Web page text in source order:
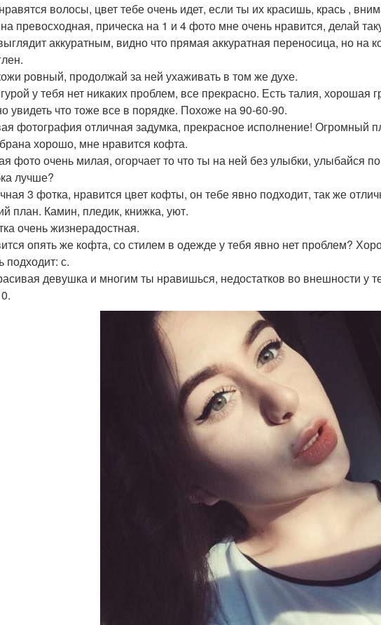
волосы, цвет тебе очень идет, если ты их красишь, крась ,
превосходная, прическа на 1 и 4 фото мне очень нравится, делай
аккуратным, видно что прямая аккуратная переносица, но на
ровный, продолжай за ней ухаживать в том же духе.
у тебя нет никаких проблем, все прекрасно. Есть талия, хорошая
увидеть что тоже все в порядке. Похоже на 90-60-90.
фотография отличная задумка, прекрасное исполнение! Огромный
хорошо, мне нравится кофта.
фото очень милая, огорчает то что ты на ней без улыбки, улыбайся
лучше?
3 фотка, нравится цвет кофты, он тебе явно подходит, так же
план. Камин, пледик, книжка, уют.
очень жизнерадостная.
опять же кофта, со стилем в одежде у тебя явно нет проблем?
подходит: с.
девушка и многим ты нравишься, недостатков во внешности у